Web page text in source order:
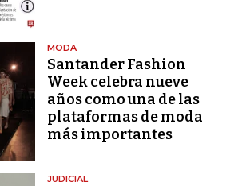
MODA
Santander Fashion
Week celebra nueve
años como una de las
plataformas de moda
más importantes
JUDICIAL